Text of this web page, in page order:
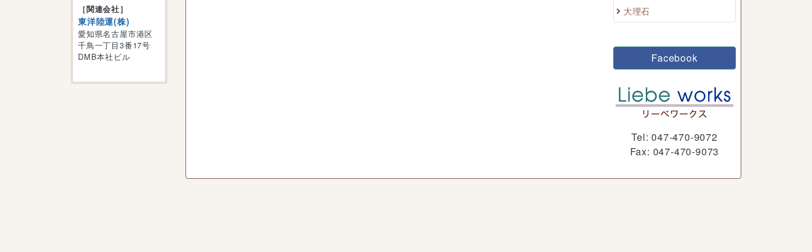
［関連会社］
東洋陸運(株)
愛知県名古屋市港区
千鳥一丁目3番17号
DMB本社ビル
大理石
Facebook
Tel: 047-470-9072
Fax: 047-470-9073